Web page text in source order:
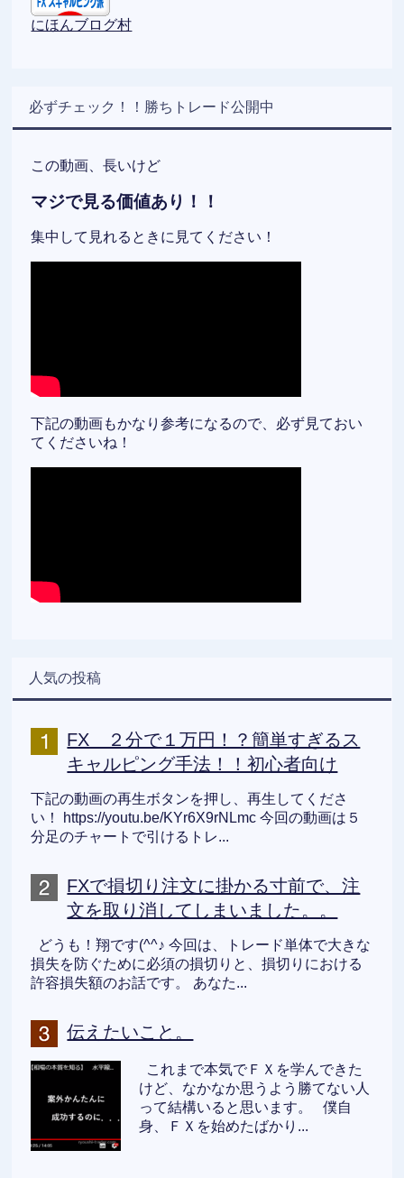
にほんブログ村
必ずチェック！！勝ちトレード公開中
この動画、長いけど
マジで見る価値あり！！
集中して見れるときに見てください！
下記の動画もかなり参考になるので、必ず見ておい
てくださいね！
人気の投稿
FX ２分で１万円！？簡単すぎるス
キャルピング手法！！初心者向け
下記の動画の再生ボタンを押し、再生してくださ
い！ https://youtu.be/KYr6X9rNLmc 今回の動画は５
分足のチャートで引けるトレ...
FXで損切り注文に掛かる寸前で、注
文を取り消してしまいました。。
どうも！翔です(^^♪ 今回は、トレード単体で大きな
損失を防ぐために必須の損切りと、損切りにおける
許容損失額のお話です。 あなた...
伝えたいこと。
これまで本気でＦＸを学んできた
けど、なかなか思うよう勝てない人
って結構いると思います。 僕自
身、ＦＸを始めたばかり...